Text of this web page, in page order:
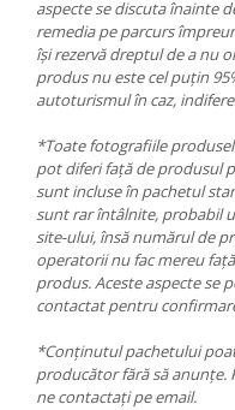
aspecte se discuta înainte
remedia pe parcurs
își rezervă dreptul de a nu
produs nu este cel puțin
autoturismul în caz,
*Toate fotografiile
pot diferi față de produsul
sunt incluse în pachetul
sunt rar întâlnite, probabil
site-ului, însă numărul de
operatorii nu fac mereu
produs. Aceste aspecte se
contactat pentru
*Conținutul pachetului
producător fără să anunțe.
ne contactați pe email.